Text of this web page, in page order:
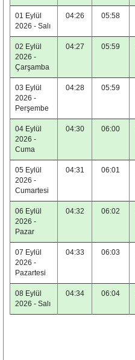
01 Eylül
2026 - Salı
04:26 05:58
02 Eylül
2026 -
Çarşamba
04:27 05:59
03 Eylül
2026 -
Perşembe
04:28 05:59
04 Eylül
2026 -
Cuma
04:30 06:00
05 Eylül
2026 -
Cumartesi
04:31 06:01
06 Eylül
2026 -
Pazar
04:32 06:02
07 Eylül
2026 -
Pazartesi
04:33 06:03
08 Eylül
2026 - Salı
04:34 06:04